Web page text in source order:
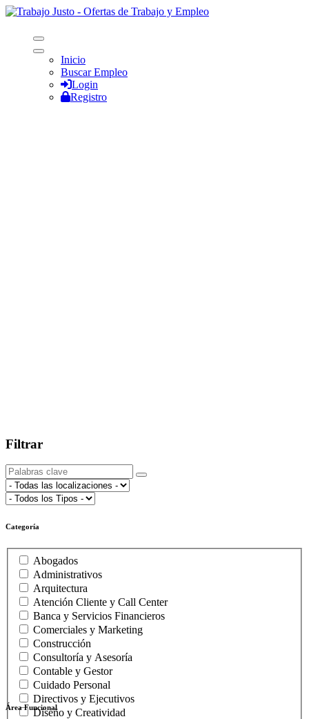
Inicio
Buscar Empleo
Login
Registro
Filtrar
Categoría
Abogados
Administrativos
Arquitectura
Atención Cliente y Call Center
Banca y Servicios Financieros
Comerciales y Marketing
Construcción
Consultoría y Asesoría
Contable y Gestor
Cuidado Personal
Directivos y Ejecutivos
Diseño y Creatividad
Área Funcional